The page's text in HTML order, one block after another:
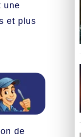
une
et plus
de